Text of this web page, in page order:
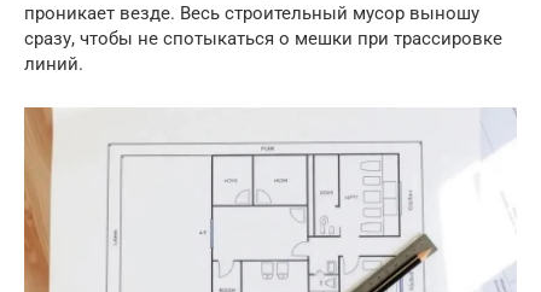
проникает везде. Весь строительный мусор выношу
сразу, чтобы не спотыкаться о мешки при трассировке
линий.